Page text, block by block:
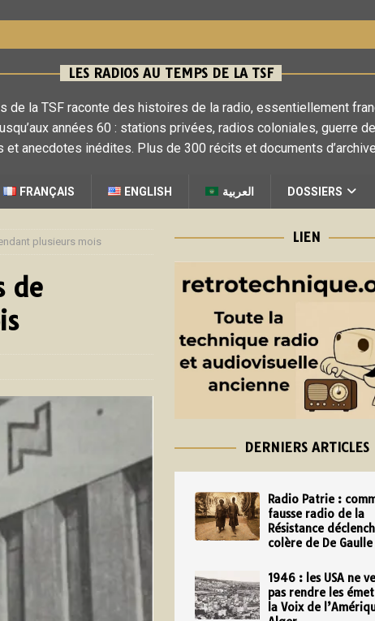
LES RADIOS AU TEMPS DE LA TSF
de la TSF raconte des histoires de la radio, essentiellement
années 60 : stations privées, radios coloniales, guerre
et anecdotes inédites. Plus de 300 récits et documents
FRANÇAIS ENGLISH العربية DOSSIERS
plusieurs mois
de
LIEN
DERNIERS ARTICLES
Radio Patrie :
fausse radio de la
Résistance
colère de De Gaulle
1946 : les USA ne
pas rendre les
la Voix de